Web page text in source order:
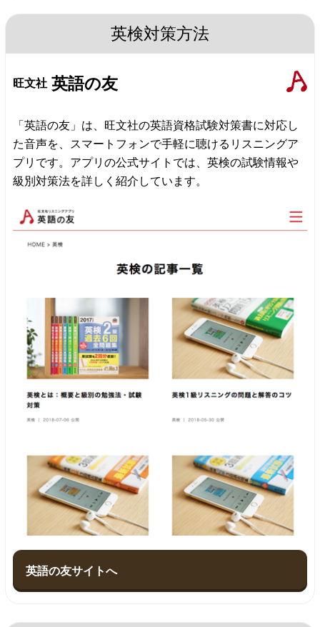
英検対策方法
旺文社 英語の友
「英語の友」は、旺文社の英語資格試験対策書に対応し
た音声を、スマートフォンで手軽に聴けるリスニングア
プリです。アプリの公式サイトでは、英検の試験情報や
級別対策法を詳しく紹介しています。
英語の友サイトへ